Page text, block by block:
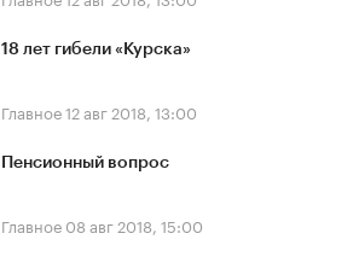
18 лет гибели «Курска»
Главное12 авг 2018, 13:00
Пенсионный вопрос
Главное 08 авг 2018, 15:00